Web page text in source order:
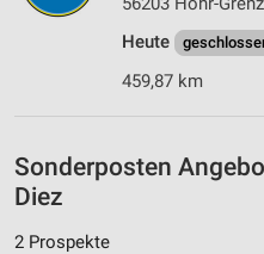
Heute
459,87 km
Sonderposten
Diez
2 Prospekte
Geräte anhand von aktiv
Informationen identifizieren
Nicht-IAB-Verarbeitungszwecke:
Performance